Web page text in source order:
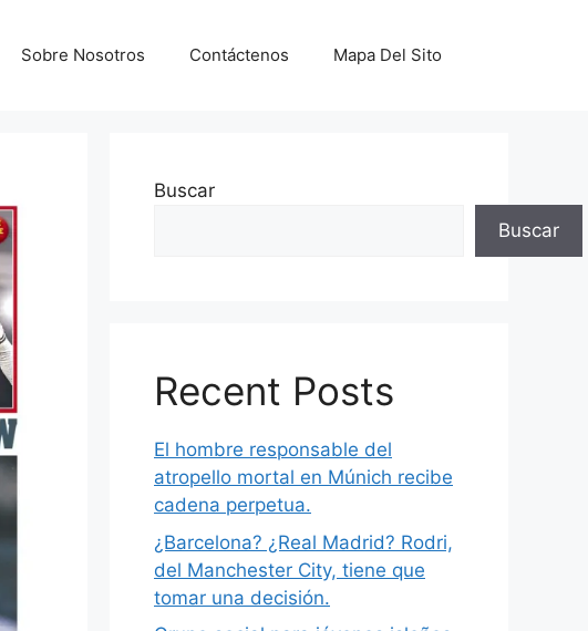
Sobre Nosotros Contáctenos Mapa Del Sito
Buscar
Buscar
Recent Posts
El hombre responsable del
atropello mortal en Múnich recibe
cadena perpetua.
¿Barcelona? ¿Real Madrid? Rodri,
del Manchester City, tiene que
tomar una decisión.